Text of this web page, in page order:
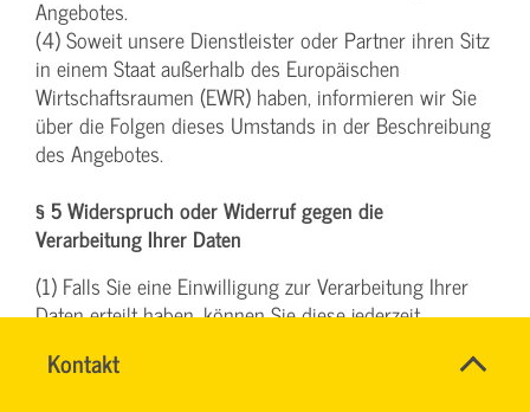
Kontakt
DENISE
Name*
Angebotes.
(4) Soweit unsere Dienstleister oder Partner ihren Sitz
in einem Staat außerhalb des Europäischen
Wirtschaftsraumen (EWR) haben, informieren wir Sie
über die Folgen dieses Umstands in der Beschreibung
des Angebotes.
§ 5 Widerspruch oder Widerruf gegen die
Verarbeitung Ihrer Daten
(1) Falls Sie eine Einwilligung zur Verarbeitung Ihrer
Daten erteilt haben, können Sie diese jederzeit
Zulässigkeit der Verarbeitung Ihrer